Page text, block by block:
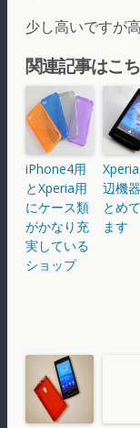
少し高いですが
関連記事はこ
iPhone4用
とXperia用
にケース類
がかなり充
実している
ショップ
辺機
とめ
ます